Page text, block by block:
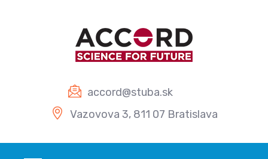
accord@stuba.sk
Vazovova 3, 811 07 Bratislava